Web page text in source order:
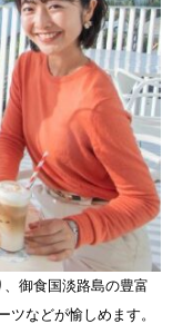
御食国淡路島の豊富
などが愉しめます。